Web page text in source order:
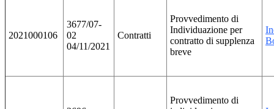
2021000106
3677/07-
02
04/11/2021
Contratti
Provvedimento di
Individuazione per
contratto di supplenza
breve
Provvedimento di